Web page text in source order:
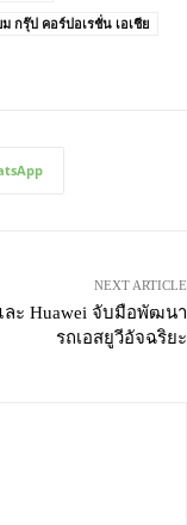
กรุ๊ป คอร์ปอเรชั่น เอเชีย
NEXT ARTICLE
ะ Huawei จับมือพัฒนา
รถเอสยูวีอัจฉริยะ